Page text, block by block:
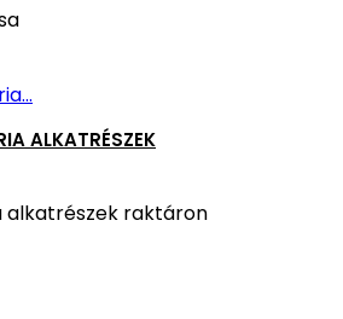
ALKATRÉSZEK
alkatrészek raktáron